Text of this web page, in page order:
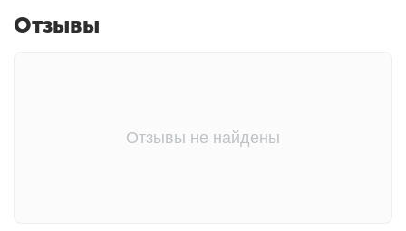
Отзывы
Отзывы не найдены